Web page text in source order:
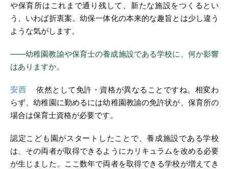
や保育所はこれまで通り残して、新たな施設をつくるとい
う、いわば折衷案。幼保一体化の本来的な趣旨とは少し違う
ような気がします。
――幼稚園教諭や保育士の養成施設である学校に、何か影響
はありますか。
安西 依然として免許・資格が異なることですね。相変わ
らず、幼稚園に勤めるには幼稚園教諭の免許状が、保育所の
場合は保育士資格が必要です。
認定こども園がスタートしたことで、養成施設である学校
は、その両者が取得できるようにカリキュラムを改める必要
が生じました。ここ数年で両者を取得できる学校が増えてき